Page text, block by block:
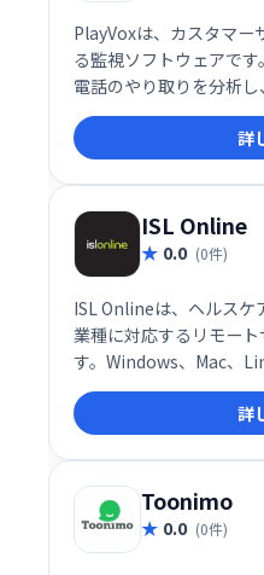
PlayVoxは、カスタマー
る監視ソフトウェアです
電話のやり取りを分析
や顧客体験を評価。わ
作成でき、コーチングや
ます。全チャネルの顧
効果的なサポート体制
詳
ISL Online
0.0 (0件)
ISL Onlineは、ヘルスケ
業種に対応するリモー
す。Windows、Mac、
限管理、無人アクセス
ポートや診断を効率化し
実現します。
詳
Toonimo
0.0 (0件)